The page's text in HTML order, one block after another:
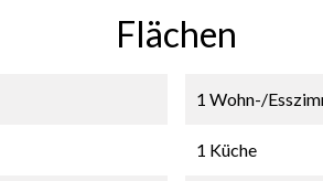
Flächen
1 Wohn-/
1 Küche